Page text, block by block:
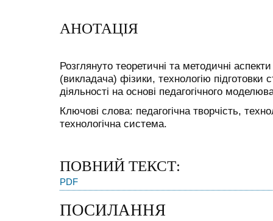
АНОТАЦІЯ
Розглянуто теоретичні та методичні
(викладача) фізики, технологію підготовки
діяльності на основі педагогічного
Ключові слова: педагогічна творчість,
технологічна система.
ПОВНИЙ ТЕКСТ:
PDF
ПОСИЛАННЯ